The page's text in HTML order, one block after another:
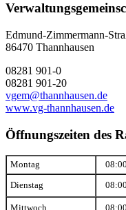
Edmund-Zimmermann-
86470 Thannhausen
08281 901-0
08281 901-20
vgem@thannhausen.de
www.vg-thannhausen.de
Öffnungszeiten des
Montag
Dienstag